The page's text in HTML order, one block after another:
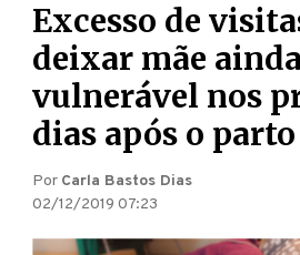
Excesso de
deixar mãe
vulnerável nos
dias após o parto
Por Carla Bastos Dias
02/12/2019 07:23